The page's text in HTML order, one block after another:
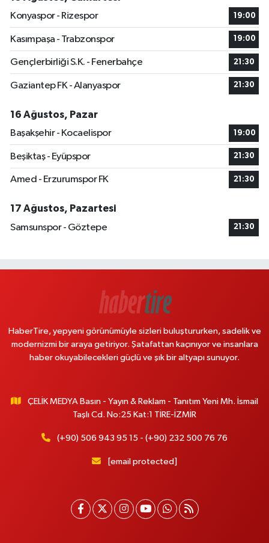
Konyaspor - Rizespor
19:00
Kasımpaşa - Trabzonspor 19:00
Gençlerbirliği S.K. - Fenerbahçe 21:30
Gaziantep FK - Alanyaspor 21:30
16 Ağustos, Pazar
Başakşehir - Kocaelispor
19:00
Beşiktaş - Eyüpspor 21:30
Amed - Erzurumspor FK 21:30
17 Ağustos, Pazartesi
Samsunspor - Göztepe
21:30
HaberTire, yepyeni görünümüyle sizleri buluştururken, sadelik ve
modernizmi bir araya getiriyor. Şatafattan kaçınıyor ve insanlara
haber okuyabilecekleri güçlü ve şık bir altyapı sunuyor.
ÇELİK MEDYA Basın - Yayın & Reklam - Tanıtım Yeni Mh. İsmail
Taşlı Cd. No:25 Kat:1 TİRE-İZMİR
(+90) 506 943 95 15 - (+90) 232 500 76 76
[email protected]